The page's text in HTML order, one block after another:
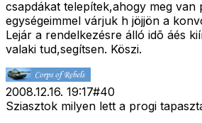
csapdákat telepítek,ahogy meg van
egységeimmel várjuk h jöjjön a
Lejár a rendelkezésre álló idõ áés
valaki tud,segítsen. Köszi.
2008.12.16. 19:17#40
Sziasztok milyen lett a progi